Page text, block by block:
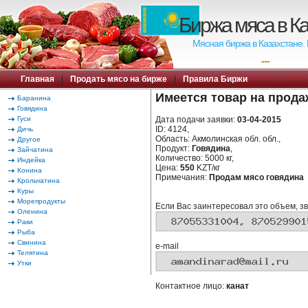
Биржа мяса в
Мясная биржа в
---
Главная | Продать мясо на бирже | Правила Биржи
Баранина
Говядина
Гуси
Дичь
Другое
Зайчатина
Индейка
Конина
Крольчатина
Куры
Морепродукты
Оленина
Раки
Рыба
Свинина
Телятина
Утки
Имеется товар на
Дата подачи заявки: 03-04-2015
ID: 4124,
Область: Акмолинская обл. обл.,
Продукт: Говядина,
Количество: 5000 кг,
Цена: 550 KZT/кг
Примечания: Продам мясо говядина
Если Вас заинтересовал это объем,
e-mail
Контактное лицо: канат